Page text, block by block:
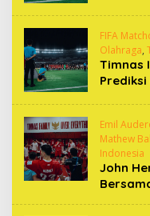
FIFA
Olahraga,
Timnas
Emil
Mathew
Indonesia
John